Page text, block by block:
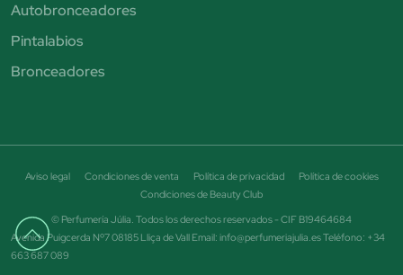
Autobronceadores
Pintalabios
Bronceadores
© Perfumería Júlia. Todos los derechos reservados - CIF B19464684
Aviso legal Condiciones de venta Política de privacidad
Política de cookies
Condiciones de Beauty Club
Avenida Puigcerda Nº7 08185 Lliça de Vall Email: info@perfumeriajulia.es Teléfono: +34
663 687 089